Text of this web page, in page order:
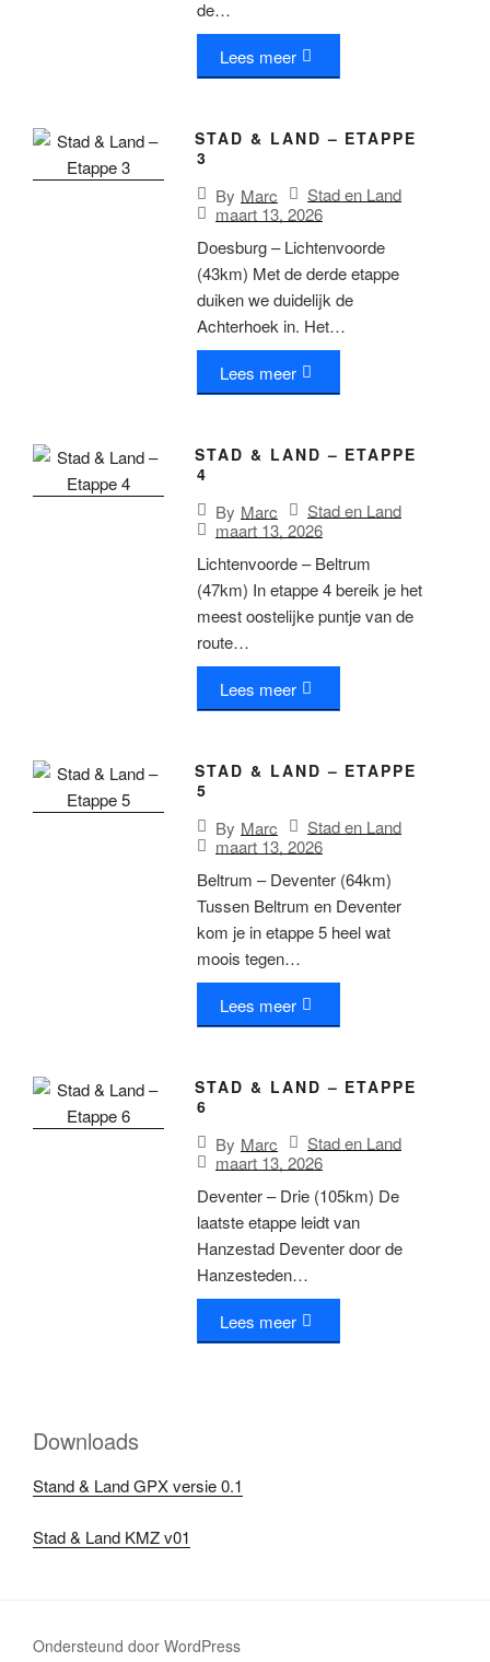
de…
Lees meer
STAD & LAND – ETAPPE
3
By Marc
Stad en Land
maart 13, 2026
Doesburg – Lichtenvoorde
(43km) Met de derde etappe
duiken we duidelijk de
Achterhoek in. Het…
Lees meer
STAD & LAND – ETAPPE
4
By Marc
Stad en Land
maart 13, 2026
Lichtenvoorde – Beltrum
(47km) In etappe 4 bereik je het
meest oostelijke puntje van de
route…
Lees meer
STAD & LAND – ETAPPE
5
By Marc
Stad en Land
maart 13, 2026
Beltrum – Deventer (64km)
Tussen Beltrum en Deventer
kom je in etappe 5 heel wat
moois tegen…
Lees meer
STAD & LAND – ETAPPE
6
By Marc
Stad en Land
maart 13, 2026
Deventer – Drie (105km) De
laatste etappe leidt van
Hanzestad Deventer door de
Hanzesteden…
Lees meer
Downloads
Stand & Land GPX versie 0.1
Stad & Land KMZ v01
Ondersteund door WordPress